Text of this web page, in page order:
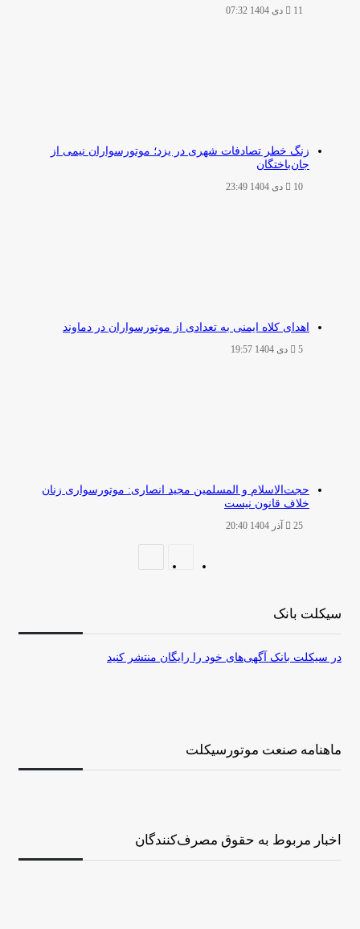
11 دی 1404 07:32
زنگ خطر تصادفات شهری در یزد؛ موتورسواران نیمی از
جان‌باختگان
10 دی 1404 23:49
اهدای کلاه ایمنی به تعدادی از موتورسواران در دماوند
5 دی 1404 19:57
حجت‌الاسلام و المسلمین مجید انصاری: موتورسواری زنان
خلاف قانون نیست
25 آذر 1404 20:40
سیکلت بانک
در سیکلت بانک آگهی‌های خود را رایگان منتشر کنید
ماهنامه صنعت موتورسیکلت
اخبار مربوط به حقوق مصرف‌کنندگان